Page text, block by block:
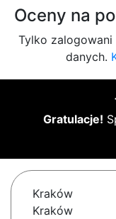
Oceny na
Tylko
danych.
Gratulacje!
Kraków
Kraków